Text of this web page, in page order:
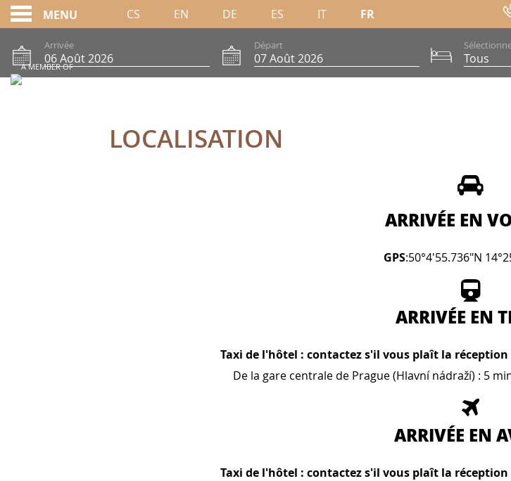
LOCALISATION
A MEMBER OF
MENU CS EN DE ES IT FR
Arrivée Départ
LOCALISATION
ARRIVÉE EN
GPS:50°4'55.736"N
ARRIVÉE EN
Taxi de l'hôtel : contactez s'il vous plaît la
De la gare centrale de Prague (Hlavní nádraží) : 5
ARRIVÉE EN
Taxi de l'hôtel : contactez s'il vous plaît la